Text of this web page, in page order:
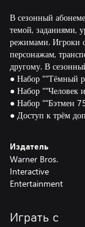
В сезонный
темой, заданиями,
режимами. Игроки
персонажам,
другому. В
● Набор ""Тёмный
● Набор ""Человек
● Набор ""Бэтмен
● Доступ к трём
Издатель
Warner Bros.
Interactive
Entertainment
Играть с